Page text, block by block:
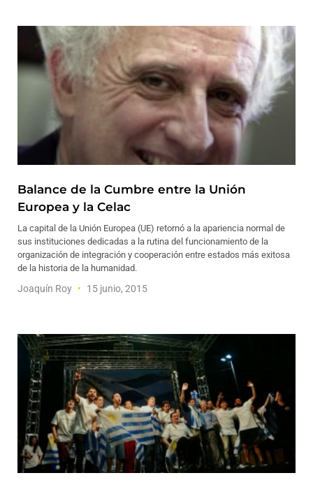
Balance de la Cumbre entre la Unión
Europea y la Celac
La capital de la Unión Europea (UE) retornó a la apariencia normal de
sus instituciones dedicadas a la rutina del funcionamiento de la
organización de integración y cooperación entre estados más exitosa
de la historia de la humanidad.
Joaquín Roy 15 junio, 2015